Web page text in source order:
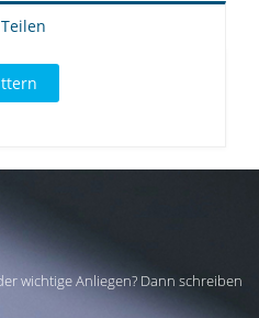
wichtige Anliegen? Dann schreiben